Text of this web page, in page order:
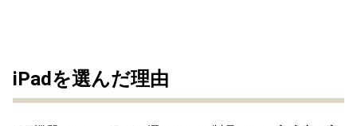
iPadを選んだ理由